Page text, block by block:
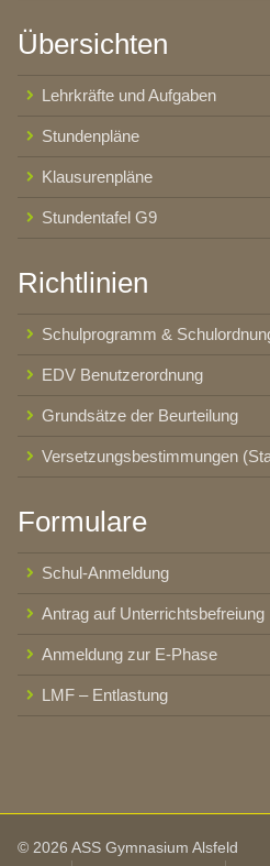
Übersichten
Lehrkräfte und Aufgaben
Stundenpläne
Klausurenpläne
Stundentafel G9
Richtlinien
Schulprogramm &
EDV Benutzerordnung
Grundsätze der Beurteilung
Versetzungsbestimmungen
Formulare
Schul-Anmeldung
Antrag auf Unterrichtsbefreiung
Anmeldung zur E-Phase
LMF – Entlastung
© 2026 ASS Gymnasium Alsfeld